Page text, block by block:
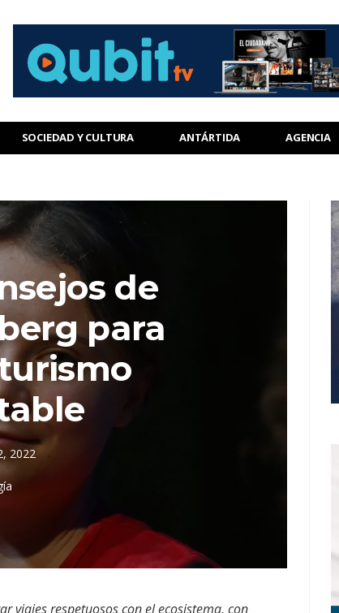
SOCIEDAD Y CULTURA ANTÁRTIDA AGENCIA
de
para
2022
viajes respetuosos con el ecosistema, con